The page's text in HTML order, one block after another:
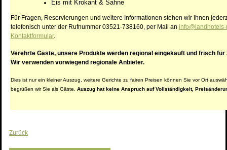
Eis mit Krokant & Sahne
Für Fragen, Reservierungen und weitere Informationen stehen wir Ihnen
telefonisch unter der Rufnummer 03521-738160, per Mail an
Kontaktformular.
Verehrte Gäste, unsere Produkte werden regional eingekauft und frisch für
Wir verwenden vorwiegend regionale Anbieter.
Dies ist nur ein kleiner Auszug, weitere Gerichte zu fairen Preisen können Sie vor Ort
begrüßen wir Sie als Gäste.
Auszug hat keine Anspruch auf Vollständigkeit,
Zurück